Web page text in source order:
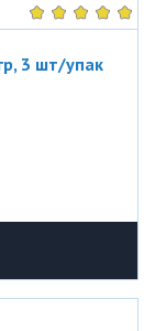
3 шт/упак